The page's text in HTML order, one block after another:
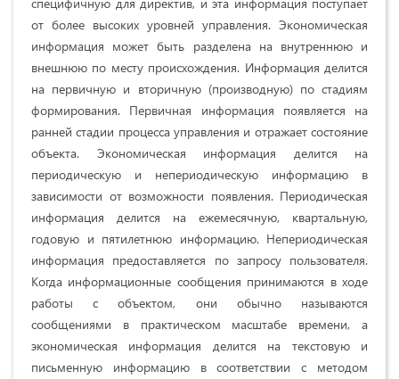
специфичную для директив, и эта информация поступает
от более высоких уровней управления. Экономическая
информация может быть разделена на внутреннюю и
внешнюю по месту происхождения. Информация делится
на первичную и вторичную (производную) по стадиям
формирования. Первичная информация появляется на
ранней стадии процесса управления и отражает состояние
объекта. Экономическая информация делится на
периодическую и непериодическую информацию в
зависимости от возможности появления. Периодическая
информация делится на ежемесячную, квартальную,
годовую и пятилетнюю информацию. Непериодическая
информация предоставляется по запросу пользователя.
Когда информационные сообщения принимаются в ходе
работы с объектом, они обычно называются
сообщениями в практическом масштабе времени, а
экономическая информация делится на текстовую и
письменную информацию в соответствии с методом